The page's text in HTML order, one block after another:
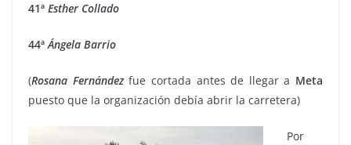
41ª Esther Collado
44ª Ángela Barrio
(Rosana Fernándezfue cortada antes de llegar a Meta
puesto que la organización debía abrir la carretera)
Por